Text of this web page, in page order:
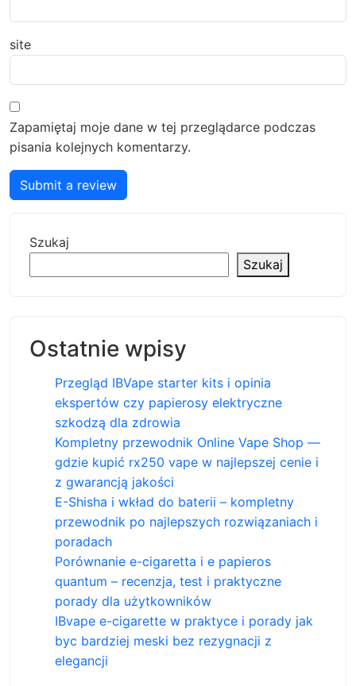
site
Zapamiętaj moje dane w tej przeglądarce podczas
pisania kolejnych komentarzy.
Submit a review
Szukaj
Szukaj
Ostatnie wpisy
Przegląd IBVape starter kits i opinia
ekspertów czy papierosy elektryczne
szkodzą dla zdrowia
Kompletny przewodnik Online Vape Shop —
gdzie kupić rx250 vape w najlepszej cenie i
z gwarancją jakości
E-Shisha i wkład do baterii – kompletny
przewodnik po najlepszych rozwiązaniach i
poradach
Porównanie e-cigaretta i e papieros
quantum – recenzja, test i praktyczne
porady dla użytkowników
IBvape e-cigarette w praktyce i porady jak
byc bardziej meski bez rezygnacji z
elegancji